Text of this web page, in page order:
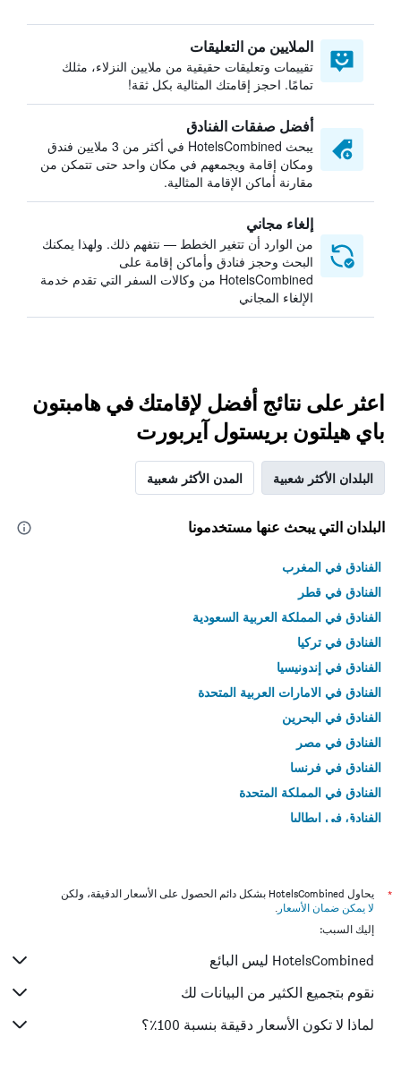
الملايين من التعليقات
تقييمات وتعليقات حقيقية من ملايين النزلاء، مثلك
تمامًا. احجز إقامتك المثالية بكل ثقة!
أفضل صفقات الفنادق
يبحث HotelsCombined في أكثر من 3 ملايين فندق
ومكان إقامة ويجمعهم في مكان واحد حتى تتمكن من
مقارنة أماكن الإقامة المثالية.
إلغاء مجاني
من الوارد أن تتغير الخطط — نتفهم ذلك. ولهذا يمكنك
البحث وحجز فنادق وأماكن إقامة على
HotelsCombined من وكالات السفر التي تقدم خدمة
الإلغاء المجاني
اعثر على نتائج أفضل لإقامتك في هامبتون
باي هيلتون بريستول آيربورت
البلدان الأكثر شعبية المدن الأكثر شعبية
البلدان التي يبحث عنها مستخدمونا
الفنادق في المغرب
الفنادق في قطر
الفنادق في المملكة العربية السعودية
الفنادق في تركيا
الفنادق في إندونيسيا
الفنادق في الامارات العربية المتحدة
الفنادق في البحرين
الفنادق في مصر
الفنادق في فرنسا
الفنادق في المملكة المتحدة
الفنادق في إيطاليا
*
يحاول HotelsCombined بشكل دائم الحصول على الأسعار الدقيقة، ولكن
لا يمكن ضمان الأسعار .
إليك السبب:
HotelsCombined ليس البائع
نقوم بتجميع الكثير من البيانات لك
لماذا لا تكون الأسعار دقيقة بنسبة 100٪؟